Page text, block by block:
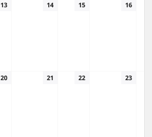
13 14 15 16
20 21 22 23